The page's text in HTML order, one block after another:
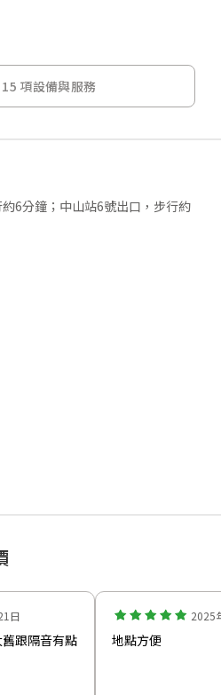
項設備與服務
6分鐘；中山站6號出口，步行約
日
跟隔音有點
2025
地點方便